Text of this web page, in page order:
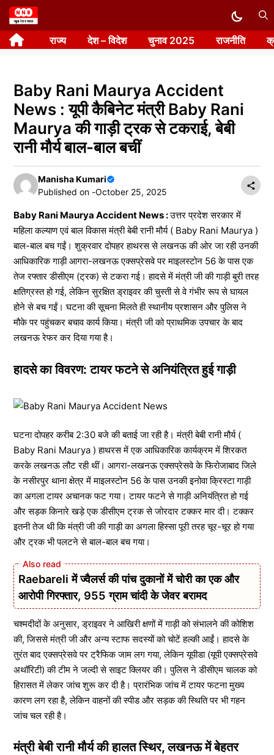
Skip
to
content राज्य देश – विदेश चुनाव 2025 राजनीति
Baby Rani Maurya Accident
News : यूपी कैबिनेट मंत्री Baby Rani
Maurya की गाड़ी ट्रक से टकराई, बेबी
रानी मौर्य बाल-बाल बचीं
Manisha Kumari
Published on -October 25, 2025
Baby Rani Maurya Accident News :उत्तर प्रदेश सरकार में
महिला कल्याण एवं बाल विकास मंत्री बेबी रानी मौर्य ( Baby Rani Maurya )
बाल-बाल बच गईं। शुक्रवार दोपहर हाथरस से लखनऊ की ओर जा रही उनकी
आधिकारिक गाड़ी आगरा-लखनऊ एक्सप्रेसवे पर माइलस्टोन 56 के पास एक
तेज रफ्तार डीसीएम (ट्रक) से टकरा गई। हादसे में मंत्री जी की गाड़ी बुरी तरह
क्षतिग्रस्त हो गई, लेकिन सुरक्षित ड्राइवर की चुस्ती से वे गंभीर रूप से घायल
होने से बच गईं। घटना की सूचना मिलते ही स्थानीय प्रशासन और पुलिस ने
मौके पर पहुंचकर बचाव कार्य किया। मंत्री जी को प्राथमिक उपचार के बाद
लखनऊ रेफर कर दिया गया है।
हादसे का विवरण: टायर फटने से अनियंत्रित हुई गाड़ी
घटना दोपहर करीब 2:30 बजे की बताई जा रही है। मंत्री बेबी रानी मौर्य (
Baby Rani Maurya ) हाथरस में एक आधिकारिक कार्यक्रम में शिरकत
करके लखनऊ लौट रही थीं। आगरा-लखनऊ एक्सप्रेसवे के फिरोजाबाद जिले
के नसीरपुर थाना क्षेत्र में माइलस्टोन 56 के पास उनकी इनोवा क्रिस्टा गाड़ी
का अगला टायर अचानक फट गया। टायर फटने से गाड़ी अनियंत्रित हो गई
और सड़क किनारे खड़े एक डीसीएम ट्रक से जोरदार टक्कर मार दी। टक्कर
इतनी तेज थी कि मंत्री जी की गाड़ी का अगला हिस्सा पूरी तरह चूर-चूर हो गया
और ट्रक भी पलटने से बाल-बाल बच गया।
Raebareli में ज्वैलर्स की पांच दुकानों में चोरी का एक और
आरोपी गिरफ्तार, 955 ग्राम चांदी के जेवर बरामद
चश्मदीदों के अनुसार, ड्राइवर ने आखिरी क्षणों में गाड़ी को संभालने की कोशिश
की, जिससे मंत्री जी और अन्य स्टाफ सदस्यों को चोटें हल्की आईं। हादसे के
तुरंत बाद एक्सप्रेसवे पर ट्रैफिक जाम लग गया, लेकिन यूपीडा (यूपी एक्सप्रेसवे
अथॉरिटी) की टीम ने जल्दी से साइट क्लियर की। पुलिस ने डीसीएम चालक को
हिरासत में लेकर जांच शुरू कर दी है। प्रारंभिक जांच में टायर फटना मुख्य
कारण लग रहा है, लेकिन वाहनों की स्पीड और सड़क की स्थिति पर भी गहन
जांच चल रही है।
मंत्री बेबी रानी मौर्य की हालत स्थिर, लखनऊ में बेहतर